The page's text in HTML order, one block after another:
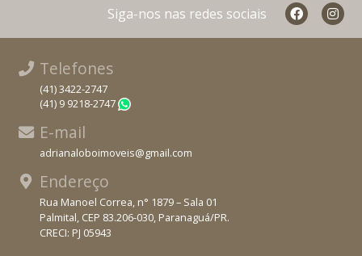
Siga-nos nas redes sociais
Telefones
(41) 3422-2747
(41) 9 9218-2747
E-mail
adrianaloboimoveis@gmail.com
Endereço
Rua Manoel Correa, n° 1879 – Sala 01
Palmital, CEP 83.206-030, Paranaguá/PR.
CRECI: PJ 05943